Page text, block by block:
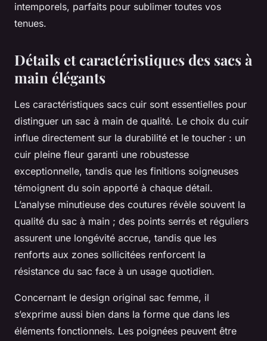
intemporels, parfaits pour sublimer toutes vos
tenues.
Détails et caractéristiques des sacs à
main élégants
Les caractéristiques sacs cuir sont essentielles pour
distinguer un sac à main de qualité. Le choix du cuir
influe directement sur la durabilité et le toucher : un
cuir pleine fleur garanti une robustesse
exceptionnelle, tandis que les finitions soigneuses
témoignent du soin apporté à chaque détail.
L’analyse minutieuse des coutures révèle souvent la
qualité du sac à main ; des points serrés et réguliers
assurent une longévité accrue, tandis que les
renforts aux zones sollicitées renforcent la
résistance du sac face à un usage quotidien.
Concernant le design original sac femme, il
s’exprime aussi bien dans la forme que dans les
éléments fonctionnels. Les poignées peuvent être